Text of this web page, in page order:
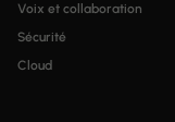
Voix et collaboration
Sécurité
Cloud